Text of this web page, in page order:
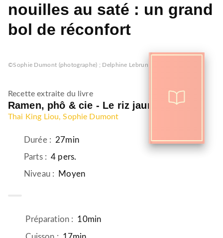
nouilles au saté : un grand
bol de réconfort
©Sophie Dumont (photographe) ; Delphine Lebrun (stylisme)
Recette extraite du livre
Ramen, phô & cie - Le riz jaune
Thai King Liou, Sophie Dumont
Durée: 27min
Parts: 4 pers.
Niveau: Moyen
Préparation : 10min